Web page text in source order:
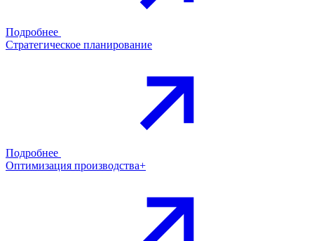
Подробнее
Стратегическое планирование
Подробнее
Оптимизация производства+